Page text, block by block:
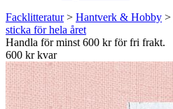
Facklitteratur> Hantverk & Hobby >
sticka för hela året
Handla för minst 600 kr för fri frakt.
600 kr kvar